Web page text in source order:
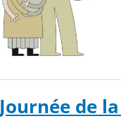
Journée de